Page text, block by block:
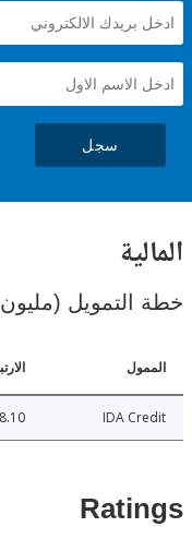
(مليون دولار)
الارتباطات
IDA